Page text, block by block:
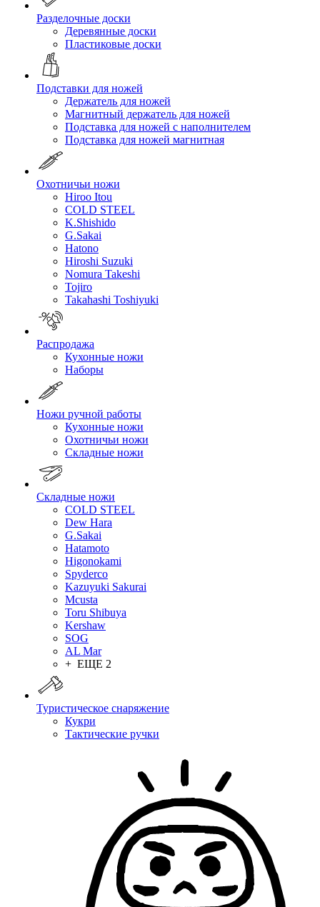
Разделочные доски
Деревянные доски
Пластиковые доски
Подставки для ножей
Держатель для ножей
Магнитный держатель для ножей
Подставка для ножей с наполнителем
Подставка для ножей магнитная
Охотничьи ножи
Hiroo Itou
COLD STEEL
K.Shishido
G.Sakai
Hatono
Hiroshi Suzuki
Nomura Takeshi
Tojiro
Takahashi Toshiyuki
Распродажа
Кухонные ножи
Наборы
Ножи ручной работы
Кухонные ножи
Охотничьи ножи
Складные ножи
Складные ножи
COLD STEEL
Dew Hara
G.Sakai
Hatamoto
Higonokami
Spyderco
Kazuyuki Sakurai
Mcusta
Toru Shibuya
Kershaw
SOG
AL Mar
+ ЕЩЕ 2
Туристическое снаряжение
Кукри
Тактические ручки